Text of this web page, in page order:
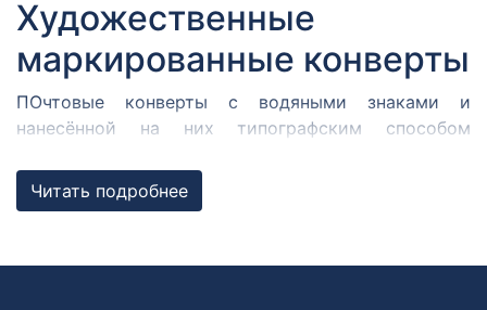
Художественные
маркированные конверты
ПОчтовые конверты с водяными знаками и
нанесённой на них типографским способом
собой литеру «А» (для пересылки простого письма
весом до 20 г) или «D» (для пересылки заказного
Читать подробнее